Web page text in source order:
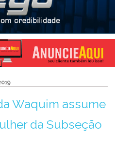
Waquim assume
da Subseção